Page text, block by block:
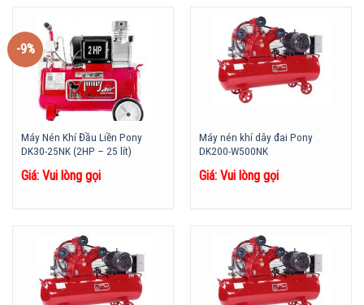
-9%
Máy Nén Khí Đầu Liền Pony
DK30-25NK (2HP – 25 lít)
Giá: Vui lòng gọi
Máy nén khí dây đai Pony
DK200-W500NK
Giá: Vui lòng gọi